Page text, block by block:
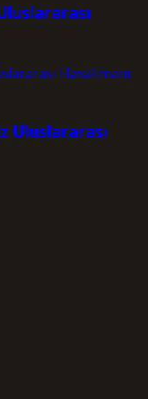
Uluslararası